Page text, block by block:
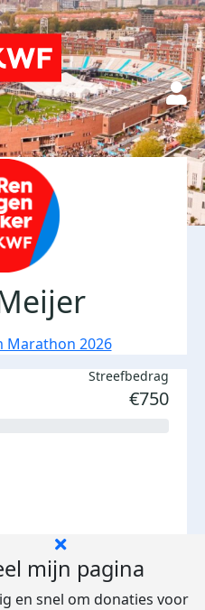
Marathon 2026
Streefbedrag
€750
mijn pagina
en snel om donaties voor